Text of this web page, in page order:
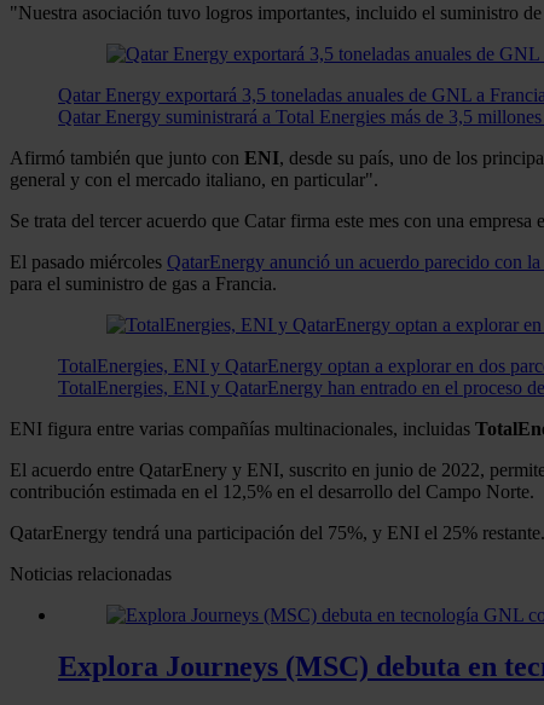
"Nuestra asociación tuvo logros importantes, incluido el suministro
Qatar Energy exportará 3,5 toneladas anuales de GNL a
Qatar Energy suministrará a Total Energies más de 3,5
Afirmó también que junto con ENI, desde su país, uno de los
general y con el mercado italiano, en particular".
Se trata del tercer acuerdo que Catar firma este mes con una
El pasado miércoles QatarEnergy anunció un acuerdo parecido con
para el suministro de gas a Francia.
TotalEnergies, ENI y QatarEnergy optan a explorar en dos
TotalEnergies, ENI y QatarEnergy han entrado en el proceso
ENI figura entre varias compañías multinacionales, incluidas
El acuerdo entre QatarEnery y ENI, suscrito en junio de 2022,
contribución estimada en el 12,5% en el desarrollo del Campo Norte.
QatarEnergy tendrá una participación del 75%, y ENI el 25% restante.
Noticias relacionadas
Explora Journeys (MSC) debuta en